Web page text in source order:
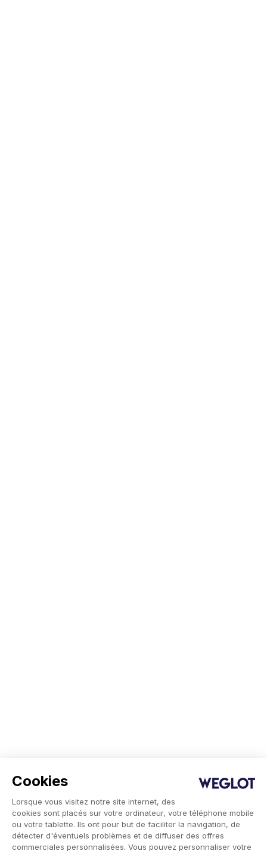
Cookies
Lorsque vous visitez notre site internet, des
cookies sont placés sur votre ordinateur, votre téléphone mobile
ou votre tablette. Ils ont pour but de faciliter la navigation, de
détecter d'éventuels problèmes et de diffuser des offres
commerciales personnalisées. Vous pouvez personnaliser votre